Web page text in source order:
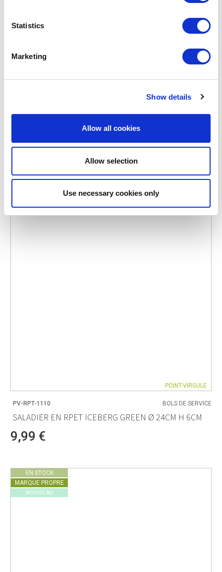
Statistics
Marketing
Show details
Allow all cookies
Allow selection
Use necessary cookies only
POINT-VIRGULE
ASSIETTE CREUSE EN RPET DUSTY PINK Ø 18CM H
POINT-VIRGULE
PV-RPT-1110 BOLS DE SERVICE
SALADIER EN RPET ICEBERG GREEN Ø 24CM H 6CM
9,99 €
EN STOCK
MARQUE PROPRE
NOUVEAU